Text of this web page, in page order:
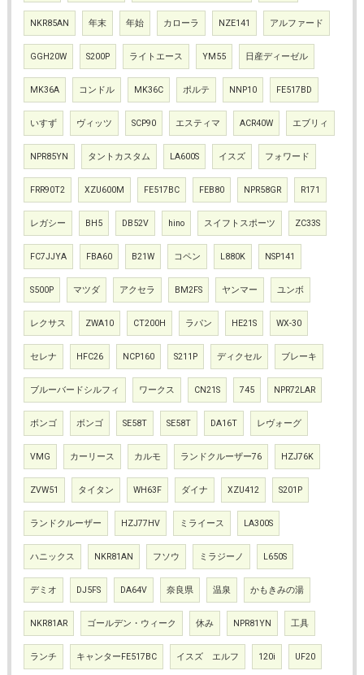
NKR85AN 年末 年始 カローラ NZE141 アルファード
GGH20W S200P ライトエース YM55 日産ディーゼル
MK36A コンドル MK36C ポルテ NNP10 FE517BD
いすず ヴィッツ SCP90 エスティマ ACR40W エブリィ
NPR85YN タントカスタム LA600S イスズ フォワード
FRR90T2 XZU600M FE517BC FEB80 NPR58GR R171
レガシー BH5 DB52V hino スイフトスポーツ ZC33S
FC7JJYA FBA60 B21W コペン L880K NSP141
S500P マツダ アクセラ BM2FS ヤンマー ユンボ
レクサス ZWA10 CT200H ラパン HE21S WX-30
セレナ HFC26 NCP160 S211P ディクセル ブレーキ
ブルーバードシルフィ ワークス CN21S 745 NPR72LAR
ボンゴ ボンゴ SE58T SE58T DA16T レヴォーグ
VMG カーリース カルモ ランドクルーザー76 HZJ76K
ZVW51 タイタン WH63F ダイナ XZU412 S201P
ランドクルーザー HZJ77HV ミライース LA300S
ハニックス NKR81AN フソウ ミラジーノ L650S
デミオ DJ5FS DA64V 奈良県 温泉 かもきみの湯
NKR81AR ゴールデン・ウィーク 休み NPR81YN 工具
ランチ キャンターFE517BC イスズ エルフ 120i UF20